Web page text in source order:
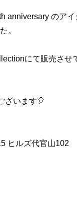
anniversary のアイ
。
にて販売させ
ざいます🎈
ヒルズ代官山102